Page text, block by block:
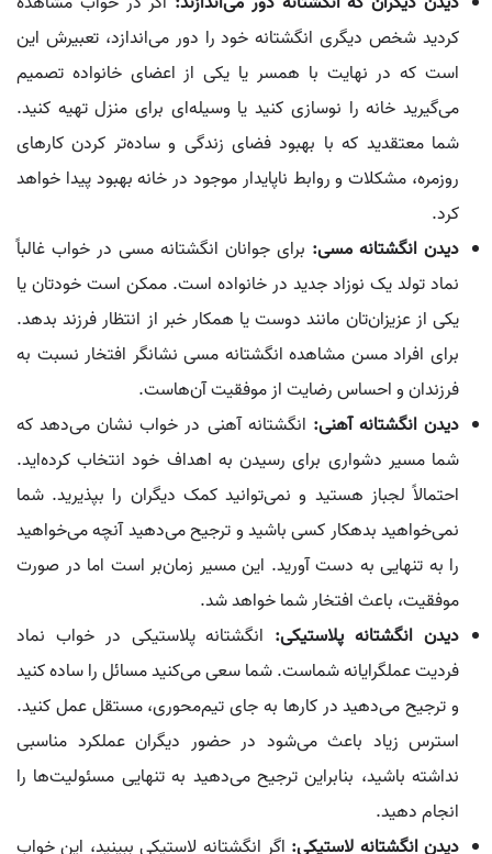
کردید شخص دیگری انگشتانه خود را دور می‌اندازد، تعبیرش این
است که در نهایت با همسر یا یکی از اعضای خانواده تصمیم
می‌گیرید خانه را نوسازی کنید یا وسیله‌ای برای منزل تهیه کنید.
شما معتقدید که با بهبود فضای زندگی و ساده‌تر کردن کارهای
روزمره، مشکلات و روابط ناپایدار موجود در خانه بهبود پیدا خواهد
کرد.
دیدن انگشتانه مسی: برای جوانان انگشتانه مسی در خواب غالباً
نماد تولد یک نوزاد جدید در خانواده است. ممکن است خودتان یا
یکی از عزیزان‌تان مانند دوست یا همکار خبر از انتظار فرزند بدهد.
برای افراد مسن مشاهده انگشتانه مسی نشانگر افتخار نسبت به
فرزندان و احساس رضایت از موفقیت آن‌هاست.
دیدن انگشتانه آهنی: انگشتانه آهنی در خواب نشان می‌دهد که
شما مسیر دشواری برای رسیدن به اهداف خود انتخاب کرده‌اید.
احتمالاً لجباز هستید و نمی‌توانید کمک دیگران را بپذیرید. شما
نمی‌خواهید بدهکار کسی باشید و ترجیح می‌دهید آنچه می‌خواهید
را به تنهایی به دست آورید. این مسیر زمان‌بر است اما در صورت
موفقیت، باعث افتخار شما خواهد شد.
دیدن انگشتانه پلاستیکی: انگشتانه پلاستیکی در خواب نماد
فردیت عملگرایانه شماست. شما سعی می‌کنید مسائل را ساده کنید
و ترجیح می‌دهید در کارها به جای تیم‌محوری، مستقل عمل کنید.
استرس زیاد باعث می‌شود در حضور دیگران عملکرد مناسبی
نداشته باشید، بنابراین ترجیح می‌دهید به تنهایی مسئولیت‌ها را
انجام دهید.
دیدن انگشتانه لاستیکی: اگر انگشتانه لاستیکی ببینید، این خواب